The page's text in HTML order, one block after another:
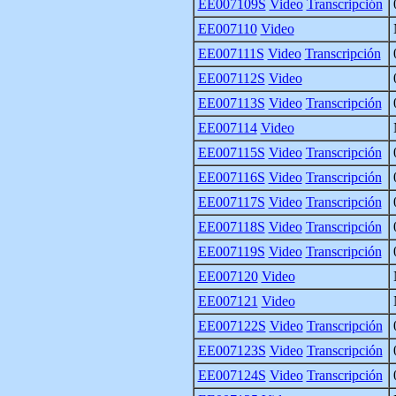
EE007109S Video Transcripción
EE007110 Video
EE007111S Video Transcripción
EE007112S Video
EE007113S Video Transcripción
EE007114 Video
EE007115S Video Transcripción
EE007116S Video Transcripción
EE007117S Video Transcripción
EE007118S Video Transcripción
EE007119S Video Transcripción
EE007120 Video
EE007121 Video
EE007122S Video Transcripción
EE007123S Video Transcripción
EE007124S Video Transcripción